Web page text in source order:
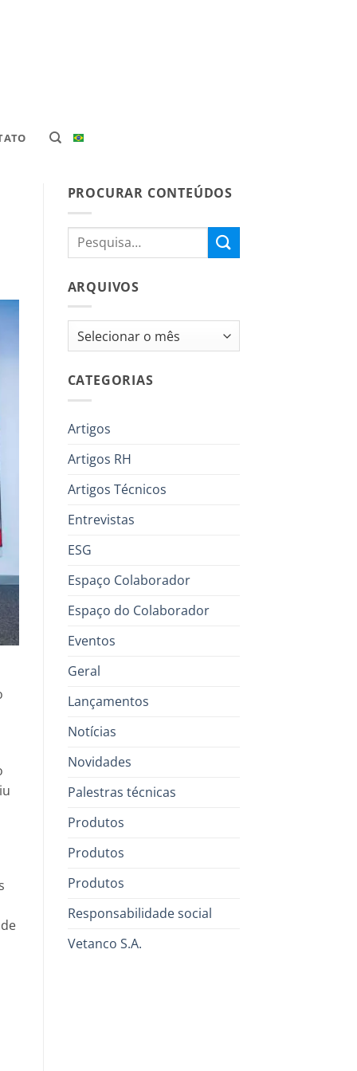
PROCURAR CONTEÚDOS
ARQUIVOS
Arquivos
CATEGORIAS
Artigos
Artigos RH
Artigos Técnicos
Entrevistas
ESG
Espaço Colaborador
Espaço do Colaborador
Eventos
Geral
Lançamentos
Notícias
Novidades
Palestras técnicas
Produtos
Produtos
Produtos
Responsabilidade social
Vetanco S.A.